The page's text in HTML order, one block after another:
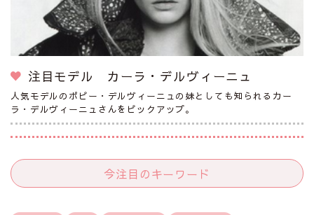
注目モデル カーラ・デルヴィーニュ
人気モデルのポピー・デルヴィーニュの妹としても知られるカー
ラ・デルヴィーニュさんをピックアップ。
今注目のキーワード